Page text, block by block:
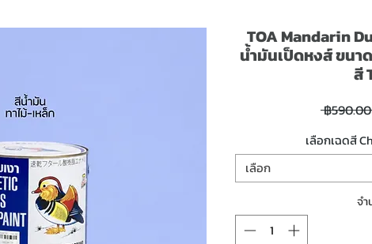
TOA Mandarin
น้ำมันเป็ดหงส์ ขนา
สี
฿
เลือกเฉดสี
เลือก
จำ